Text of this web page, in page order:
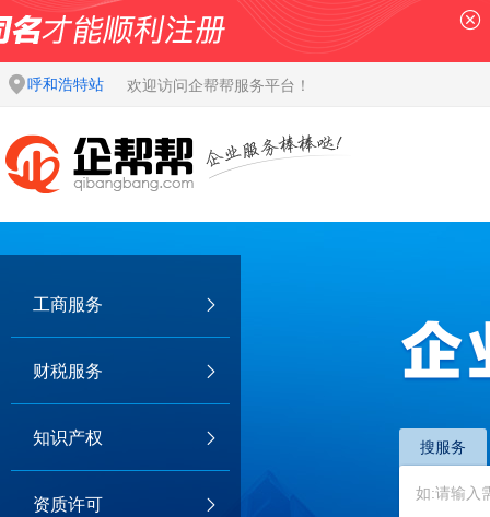
呼和浩特站 欢迎访问企帮帮服务平台！
工商服务
财税服务
知识产权
资质许可
搜服务